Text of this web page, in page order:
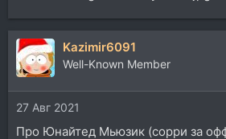
Kazimir6091
Well-Known Member
27 Авг 2021
Про Юнайтед Мьюзик (сорри за